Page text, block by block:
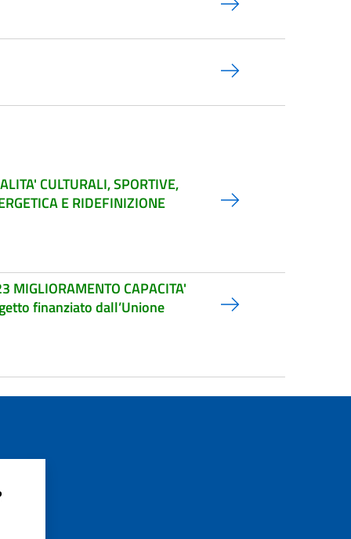
CULTURALI, SPORTIVE,
E RIDEFINIZIONE
MIGLIORAMENTO CAPACITA'
finanziato dall’Unione